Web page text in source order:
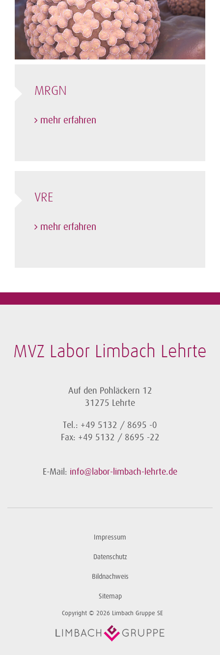
MRGN
mehr erfahren
VRE
mehr erfahren
MVZ Labor Limbach Lehrte
Auf den Pohläckern 12
31275 Lehrte
Tel.: +49 5132 / 8695 -0
Fax: +49 5132 / 8695 -22
E-Mail: info@labor-limbach-lehrte.de
Impressum
Datenschutz
Bildnachweis
Sitemap
Copyright © 2026 Limbach Gruppe SE